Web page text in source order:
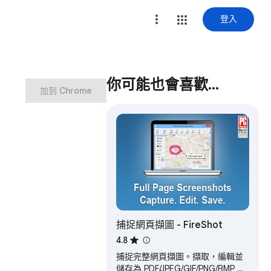
登入
加到 Chrome 你可能也會喜歡…
捕捉網頁擷圖 - FireShot
4.8
捕捉完整網頁擷圖。擷取，編輯並
儲存為 PDF/JPEG/GIF/PNG/BMP ，